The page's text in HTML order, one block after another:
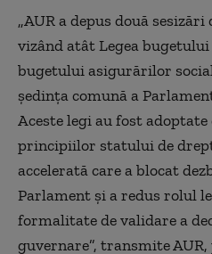
„AUR a depus două
vizând atât Legea
bugetului asigurărilor
ședința comună a
Aceste legi au fost
principiilor statului de
accelerată care a blocat
Parlament și a redus rolul
formalitate de validare a
guvernare”, transmite